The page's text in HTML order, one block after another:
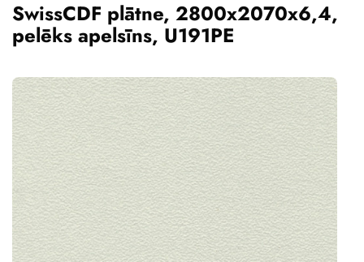
SwissCDF plātne, 2800x2070x6,4,
pelēks apelsīns, U191PE